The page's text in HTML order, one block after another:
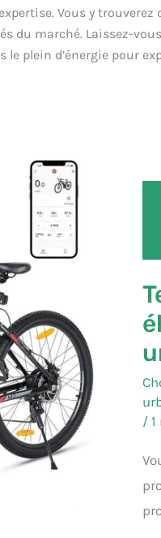
Vous y
du marché. Laissez-
plein d’énergie pour
/